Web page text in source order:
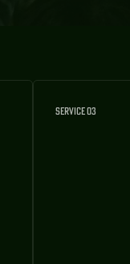
SERVICE 03